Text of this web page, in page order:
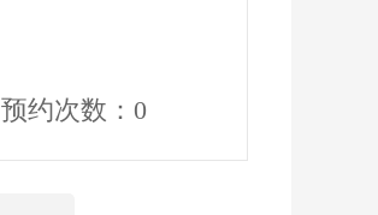
预约次数：0